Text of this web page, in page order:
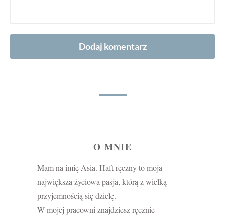
O MNIE
Mam na imię Asia. Haft ręczny to moja
największa życiowa pasja, którą z wielką
przyjemnością się dzielę.
W mojej pracowni znajdziesz ręcznie